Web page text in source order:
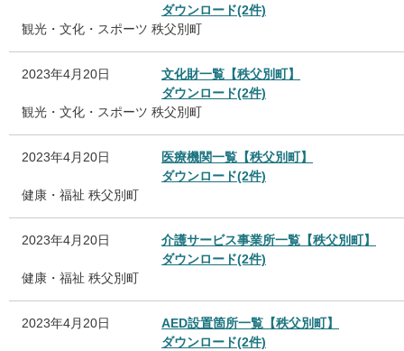
ダウンロード(2件)
観光・文化・スポーツ 秩父別町
2023年4月20日
文化財一覧【秩父別町】
ダウンロード(2件)
観光・文化・スポーツ 秩父別町
2023年4月20日
医療機関一覧【秩父別町】
ダウンロード(2件)
健康・福祉 秩父別町
2023年4月20日
介護サービス事業所一覧【秩父別町】
ダウンロード(2件)
健康・福祉 秩父別町
2023年4月20日
AED設置箇所一覧【秩父別町】
ダウンロード(2件)